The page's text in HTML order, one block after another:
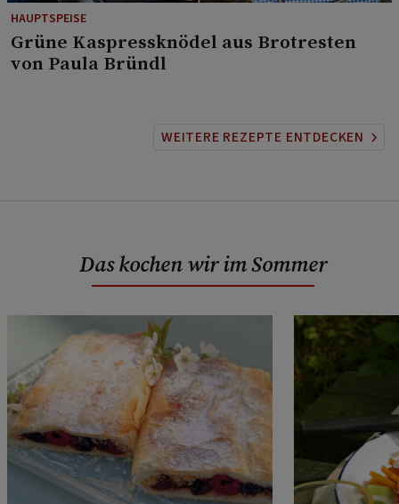
HAUPTSPEISE
⁠Grüne Kaspressknödel aus Brotresten
von Paula Bründl
WEITERE REZEPTE ENTDECKEN
Das kochen wir im Sommer